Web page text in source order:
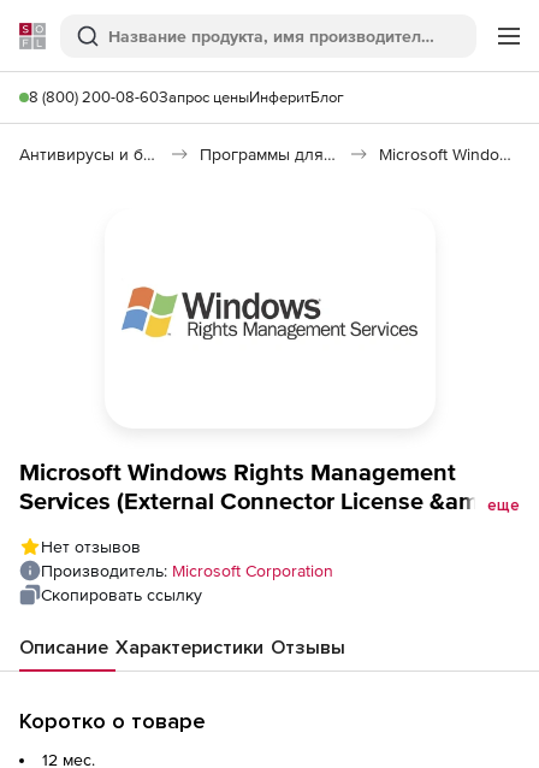
Softline
Поиск
8 (800) 200-08-60Запрос ценыИнферитБлог
Антивирусы и безопасность Программы для защиты информации Microsoft Windows Rights Management Services External Connector 2019
Microsoft Windows Rights Management
Services (External Connector License &amp;
users - Open Value - level C - additional
product, 1 Year Acquired Year 3 - Win - Single
еще
Нет отзывов
Производитель: Microsoft Corporation
Скопировать ссылку
Описание Характеристики Отзывы
Коротко о товаре
12 мес.